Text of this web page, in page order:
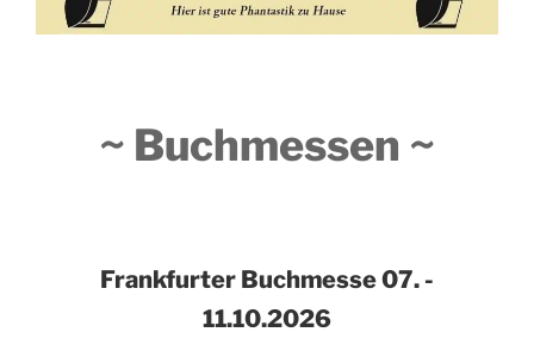
~ Buchmessen ~
Frankfurter Buchmesse07. -
11.10.2026